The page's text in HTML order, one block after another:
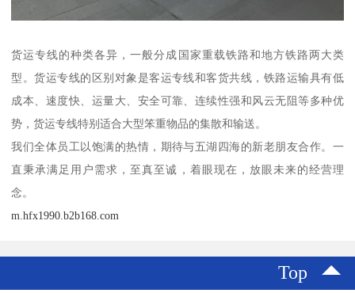
货运专线的种类各异，一般分成国家重载铁路和地方铁路两大类
型。货运专线的区别对象是客运专线和客货共线，铁路运输具有低
成本、速度快、运量大、安全可靠、连续性强和风云无阻等多种优
势，货运专线特别适合大型笨重物品的集散和输送。
我们全体员工以饱满的热情，期待与五湖四海的新老朋友合作。一
直秉承满足用户需求，至真至诚，着眼现在，放眼未来的经营理
念。
m.hfx1990.b2b168.com
Top